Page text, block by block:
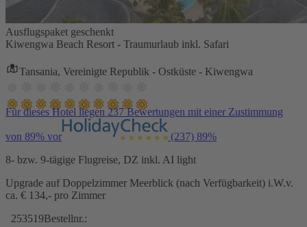
Ausflugspaket geschenkt
Kiwengwa Beach Resort - Traumurlaub inkl. Safari
Tansania, Vereinigte Republik - Ostküste - Kiwengwa
Für dieses Hotel liegen 237 Bewertungen mit einer Zustimmung
von 89% vor (237) 89%
8- bzw. 9-tägige Flugreise, DZ inkl. AI light
Upgrade auf Doppelzimmer Meerblick (nach Verfügbarkeit) i.W.v.
ca. € 134,- pro Zimmer
253519Bestellnr.: